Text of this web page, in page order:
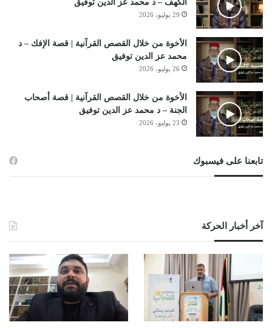
الكهف – د محمد عز الدين توفيق
29 يوليو، 2026
الأخوة من خلال القصص القرآنية | قصة الإفك – د
محمد عز الدين توفيق
26 يوليو، 2026
الأخوة من خلال القصص القرآنية | قصة أصحاب
الجنة – د محمد عز الدين توفيق
23 يوليو، 2026
تابعنا على فيسبوك
آخر أخبار الحركة